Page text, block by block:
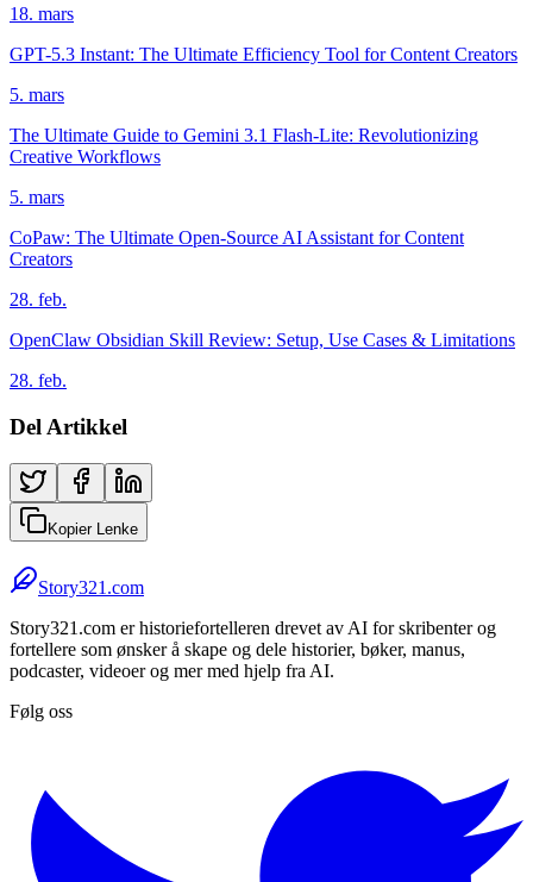
18. mars
GPT-5.3 Instant: The Ultimate Efficiency Tool for Content Creators
5. mars
The Ultimate Guide to Gemini 3.1 Flash-Lite: Revolutionizing
Creative Workflows
5. mars
CoPaw: The Ultimate Open-Source AI Assistant for Content
Creators
28. feb.
OpenClaw Obsidian Skill Review: Setup, Use Cases & Limitations
28. feb.
Del Artikkel
Kopier Lenke
Story321.com
Story321.com er historiefortelleren drevet av AI for skribenter og
fortellere som ønsker å skape og dele historier, bøker, manus,
podcaster, videoer og mer med hjelp fra AI.
Følg oss